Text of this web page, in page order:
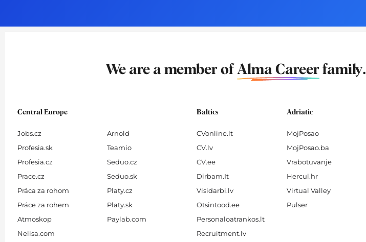
o
g
d
b
We are a member of Alma Careerfamily.
Central Europe
Jobs.cz
Profesia.sk
Profesia.cz
Prace.cz
Práca za rohom
Práce za rohem
Atmoskop
Nelisa.com
Arnold
Teamio
Seduo.cz
Seduo.sk
Platy.cz
Platy.sk
Paylab.com
Baltics
CVonline.lt
CV.lv
CV.ee
Dirbam.It
Visidarbi.lv
Otsintood.ee
Personaloatrankos.lt
Recruitment.lv
Adriatic
MojPosao
MojPosao.ba
Vrabotuvanje
Hercul.hr
Virtual Valley
Pulser